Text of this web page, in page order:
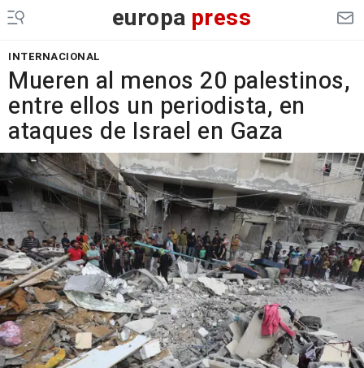
europa press
INTERNACIONAL
Mueren al menos 20 palestinos,
entre ellos un periodista, en
ataques de Israel en Gaza